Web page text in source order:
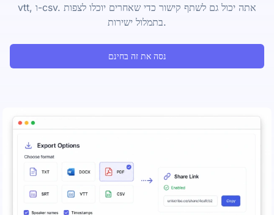
vtt, ו-csv. אתה יכול גם לשתף קישור כדי שאחרים יוכלו לצפות
בתמלול ישירות.
נסה את זה בחינם